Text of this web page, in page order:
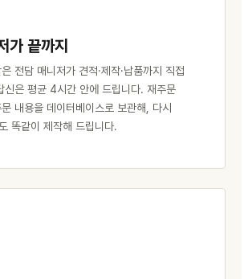
가 끝까지
전담 매니저가 견적·제작·납품까지 직접
신은 평균 4시간 안에 드립니다. 재주문
내용을 데이터베이스로 보관해, 다시
똑같이 제작해 드립니다.